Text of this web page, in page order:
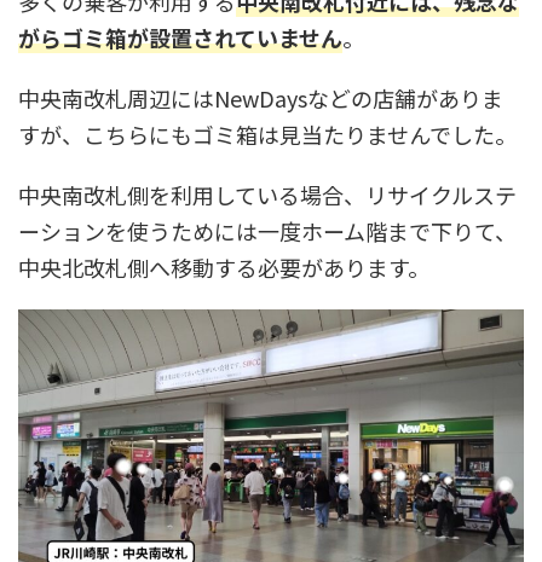
がらゴミ箱が設置されていません。
中央南改札周辺にはNewDaysなどの店舗がありま
すが、こちらにもゴミ箱は見当たりませんでした。
中央南改札側を利用している場合、リサイクルステ
ーションを使うためには一度ホーム階まで下りて、
中央北改札側へ移動する必要があります。